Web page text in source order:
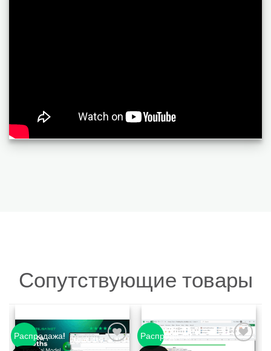
Сопутствующие товары
Распродажа! Распродажа!